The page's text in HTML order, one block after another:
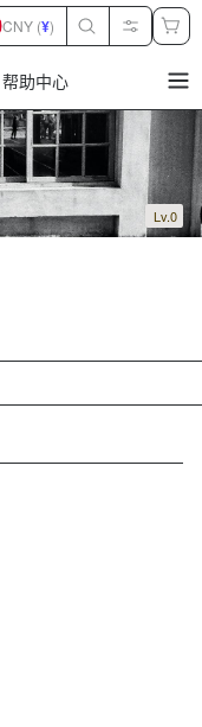
帮助中心
CNY (¥)
Lv.0